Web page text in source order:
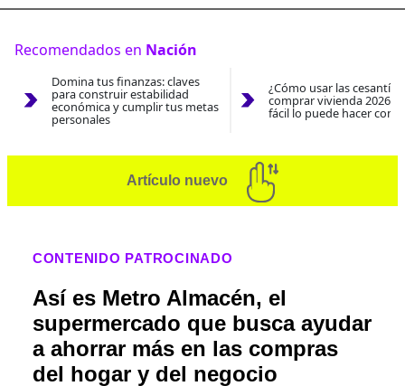
Recomendados en Nación
Domina tus finanzas: claves
para construir estabilidad
económica y cumplir tus metas
personales
¿Cómo usar las
comprar vivienda 2026?
fácil lo puede hacer con
Artículo nuevo
CONTENIDO PATROCINADO
Así es Metro Almacén, el
supermercado que busca ayudar
a ahorrar más en las compras
del hogar y del negocio